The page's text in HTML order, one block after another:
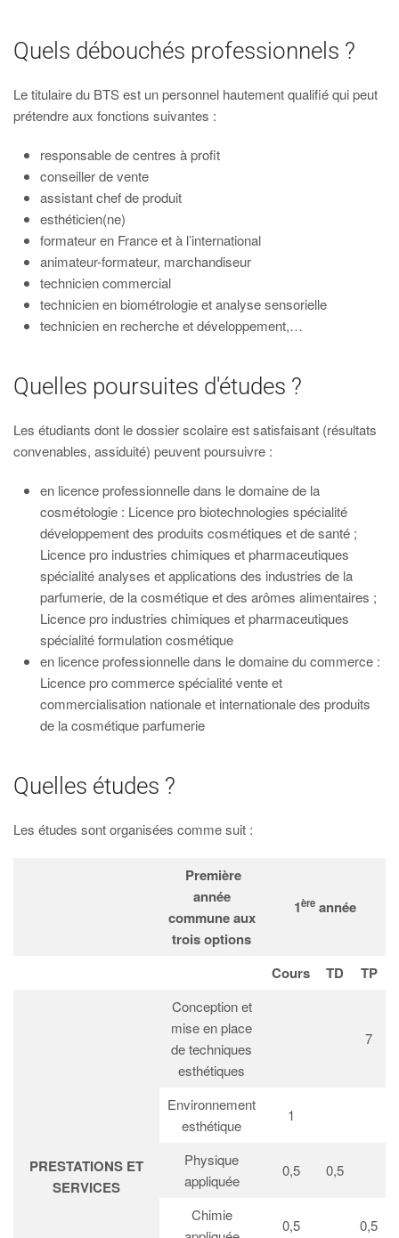
Quels débouchés professionnels ?
Le titulaire du BTS est un personnel hautement qualifié qui peut
prétendre aux fonctions suivantes :
responsable de centres à profit
conseiller de vente
assistant chef de produit
esthéticien(ne)
formateur en France et à l’international
animateur-formateur, marchandiseur
technicien commercial
technicien en biométrologie et analyse sensorielle
technicien en recherche et développement,…
Quelles poursuites d'études ?
Les étudiants dont le dossier scolaire est satisfaisant (résultats
convenables, assiduité) peuvent poursuivre :
en licence professionnelle dans le domaine de la
cosmétologie : Licence pro biotechnologies spécialité
développement des produits cosmétiques et de santé ;
Licence pro industries chimiques et pharmaceutiques
spécialité analyses et applications des industries de la
parfumerie, de la cosmétique et des arômes alimentaires ;
Licence pro industries chimiques et pharmaceutiques
spécialité formulation cosmétique
en licence professionnelle dans le domaine du commerce :
Licence pro commerce spécialité vente et
commercialisation nationale et internationale des produits
de la cosmétique parfumerie
Quelles études ?
Les études sont organisées comme suit :
Première
année
commune aux
trois options
1èreannée
Cours TD TP
PRESTATIONS ET
SERVICES
Conception et
mise en place
de techniques
esthétiques
7
Environnement
esthétique
1
Physique
appliquée
0,5 0,5
Chimie
0,5 0,5